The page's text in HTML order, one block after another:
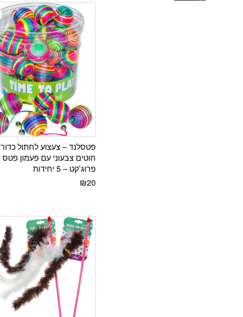
פטסלנד – צעצוע לחתול כדור
חוטים צבעוני עם פעמון פטס
פרוג’קט – 5 יחידות
₪20